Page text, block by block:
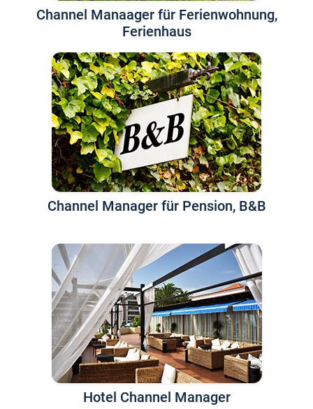
Channel Manaager für Ferienwohnung,
Ferienhaus
Channel Manager für Pension, B&B
Hotel Channel Manager